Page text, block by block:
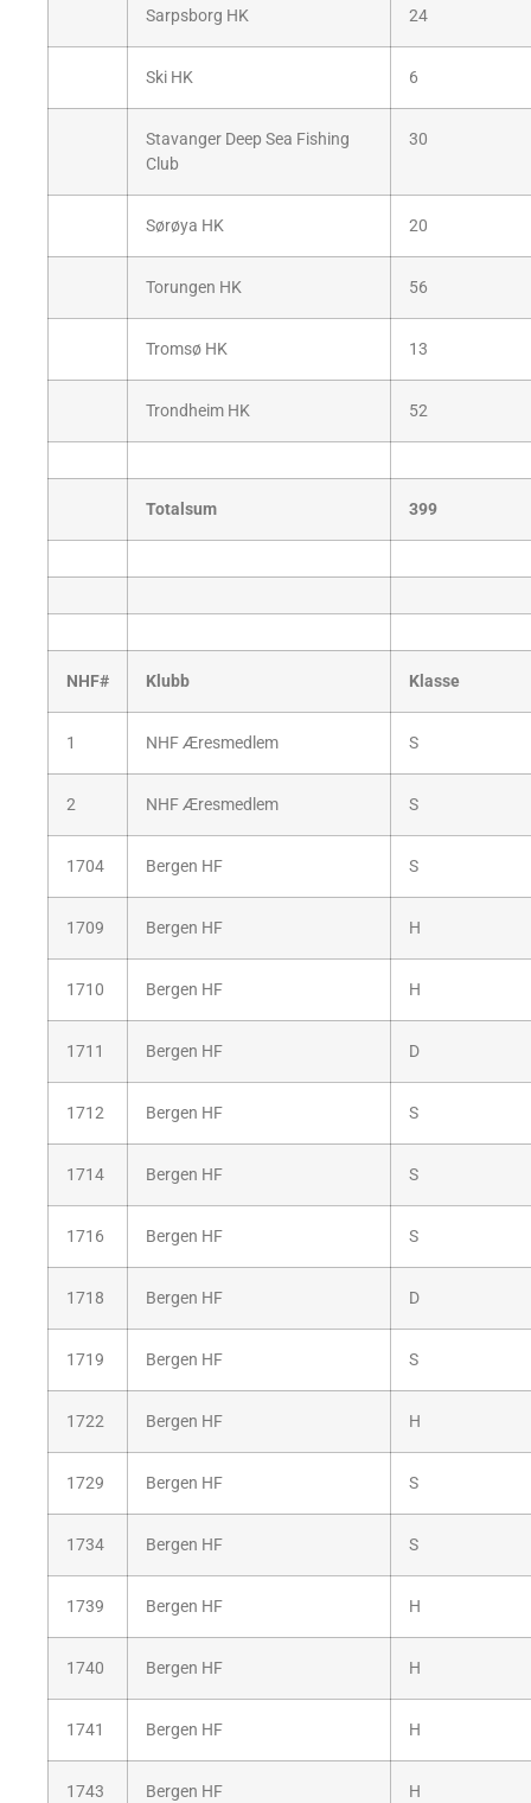
Sarpsborg HK 24
Ski HK 6
Stavanger Deep Sea Fishing
Club
30
Sørøya HK 20
Torungen HK 56
Tromsø HK 13
Trondheim HK 52
Totalsum 399
NHF# Klubb Klasse
1 NHF Æresmedlem S
2 NHF Æresmedlem S
1704 Bergen HF S
1709 Bergen HF H
1710 Bergen HF H
1711 Bergen HF D
1712 Bergen HF S
1714 Bergen HF S
1716 Bergen HF S
1718 Bergen HF D
1719 Bergen HF S
1722 Bergen HF H
1729 Bergen HF S
1734 Bergen HF S
1739 Bergen HF H
1740 Bergen HF H
1741 Bergen HF H
1743 Bergen HF H